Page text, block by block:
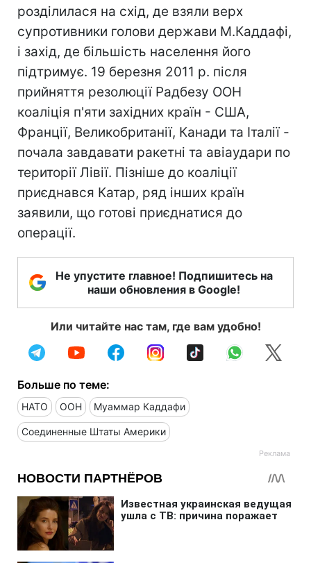
розділилася на схід, де взяли верх
супротивники голови держави М.Каддафі,
і захід, де більшість населення його
підтримує. 19 березня 2011 р. після
прийняття резолюції Радбезу ООН
коаліція п'яти західних країн - США,
Франції, Великобританії, Канади та Італії -
почала завдавати ракетні та авіаудари по
території Лівії. Пізніше до коаліції
приєднався Катар, ряд інших країн
заявили, що готові приєднатися до
операції.
Не упустите главное! Подпишитесь на
наши обновления в Google!
Или читайте нас там, где вам удобно!
Больше по теме:
НАТО ООН Муаммар Каддафи
Соединенные Штаты Америки